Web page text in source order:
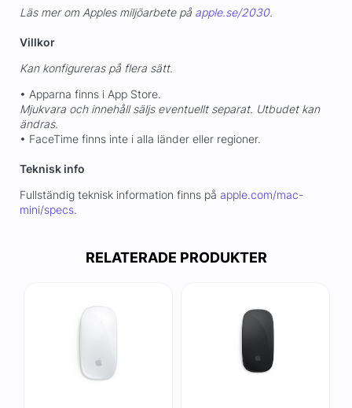
Läs mer om Apples miljöarbete på apple.se/2030.
Villkor
Kan konfigureras på flera sätt.
• Apparna finns i App Store.
Mjukvara och innehåll säljs eventuellt separat. Utbudet kan
ändras.
• FaceTime finns inte i alla länder eller regioner.
Teknisk info
Fullständig teknisk information finns på apple.com/mac-
mini/specs.
RELATERADE PRODUKTER